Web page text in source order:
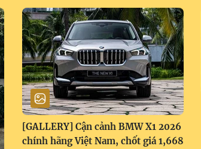
[GALLERY] Cận cảnh BMW X1 2026
chính hãng Việt Nam, chốt giá 1,668